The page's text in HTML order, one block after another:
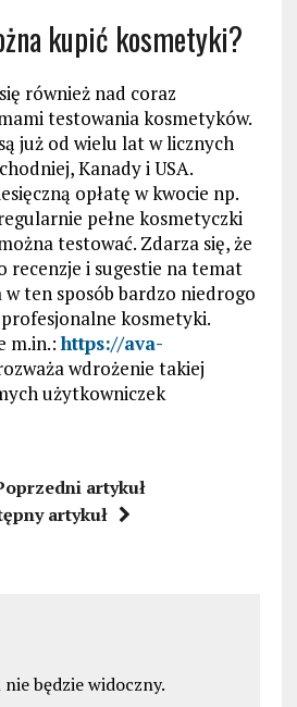
kupić kosmetyki?
również nad coraz
testowania kosmetyków.
już od wielu lat w licznych
Kanady i USA.
opłatę w kwocie np.
pełne kosmetyczki
testować. Zdarza się, że
recenzje i sugestie na temat
ten sposób bardzo niedrogo
kosmetyki.
m.in.:https://ava-
wdrożenie takiej
użytkowniczek
artykuł
artykuł
będzie widoczny.